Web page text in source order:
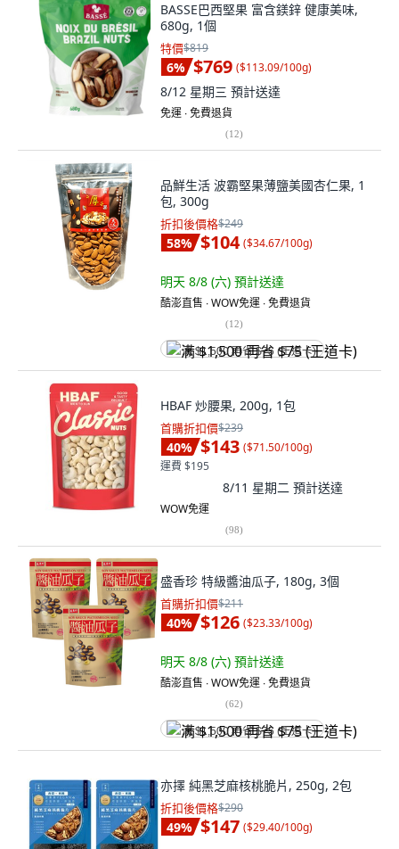
BASSE巴西堅果 富含鎂鋅 健康美味,
680g, 1個
特價$819
6% $769 ($113.09/100g)
8/12 星期三 預計送達
免運 ∙ 免費退貨
(12)
品鮮生活 波霸堅果薄鹽美國杏仁果, 1
包, 300g
折扣後價格$249
58% $104 ($34.67/100g)
明天 8/8 (六) 預計送達
酷澎直售 ∙ WOW免運 ∙ 免費退貨
(12)
满 $1,500 再省 $75 (王道卡)
HBAF 炒腰果, 200g, 1包
首購折扣價$239
40% $143 ($71.50/100g)
運費 $195
8/11 星期二 預計送達
WOW免運
(98)
盛香珍 特級醬油瓜子, 180g, 3個
首購折扣價$211
40% $126 ($23.33/100g)
明天 8/8 (六) 預計送達
酷澎直售 ∙ WOW免運 ∙ 免費退貨
(62)
满 $1,500 再省 $75 (王道卡)
亦擇 純黑芝麻核桃脆片, 250g, 2包
折扣後價格$290
49% $147 ($29.40/100g)